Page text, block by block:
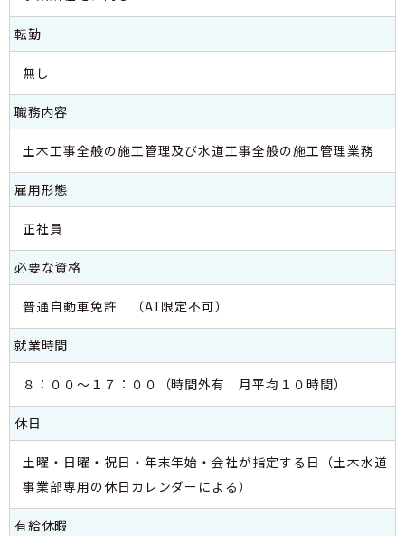
転勤
無し
職務内容
土木工事全般の施工管理及び水道工事全般の施工管理業務
雇用形態
正社員
必要な資格
普通自動車免許 （AT限定不可）
就業時間
８：００～１７：００（時間外有 月平均１０時間）
休日
土曜・日曜・祝日・年末年始・会社が指定する日（土木水道
事業部専用の休日カレンダーによる）
有給休暇